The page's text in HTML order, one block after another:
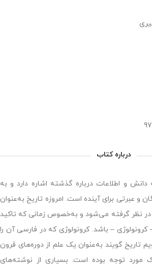
درباره کتاب
و اطلاعات درباره گذشته اشاره دارد و به
و عبرتی برای آینده است. امروزه تاریخ به‌عنوان
شاخه‌ای از علوم اجتماعی در نظر گرفته می‌شود و به‎‌خصوص زمانی که تاکید
– باشد. کرونولوژی که در فارسی آن را
تاریخ گویند به‌عنوان یک علم از دوره‌های قرون
مورد توجه بوده است. بسیاری از نوشته‌های